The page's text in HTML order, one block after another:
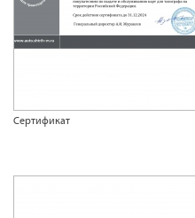
Сертификат